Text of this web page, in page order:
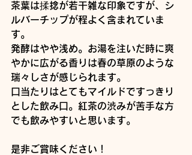
茶葉は揉捻が若干雑な印象ですが、シ
ルバーチップが程よく含まれていま
す。
発酵はやや浅め。お湯を注いだ時に爽
やかに広がる香りは春の草原のような
瑞々しさが感じられます。
口当たりはとてもマイルドですっきり
とした飲み口。紅茶の渋みが苦手な方
でも飲みやすいと思います。
是非ご賞味ください！